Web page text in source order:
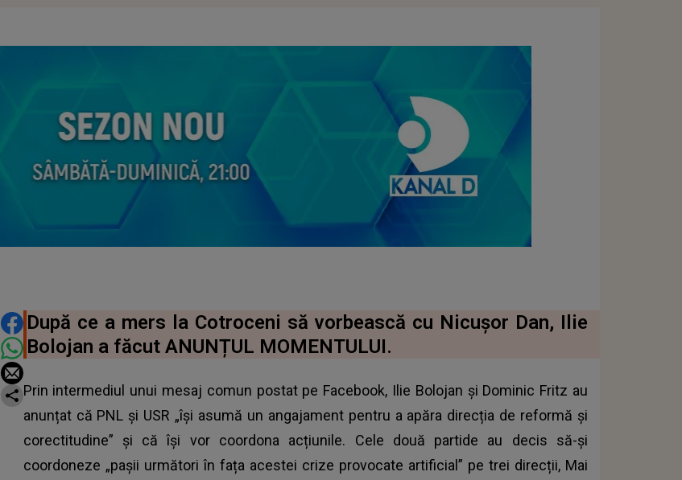
DISTRIBUIE ARTICOLUL
După ce a mers la Cotroceni să vorbească cu Nicușor Dan, Ilie
Bolojan a făcut ANUNȚUL MOMENTULUI.
Prin intermediul unui mesaj comun postat pe Facebook, Ilie Bolojan și Dominic Fritz au
anunțat că PNL și USR „își asumă un angajament pentru a apăra direcția de reformă și
corectitudine” și că își vor coordona acțiunile. Cele două partide au decis să-și
coordoneze „pașii următori în fața acestei crize provocate artificial” pe trei direcții, Mai